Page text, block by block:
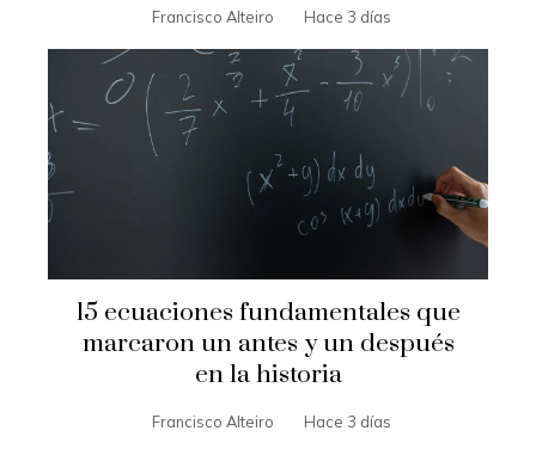
Francisco Alteiro Hace 3 días
15 ecuaciones fundamentales que
marcaron un antes y un después
en la historia
Francisco Alteiro Hace 3 días